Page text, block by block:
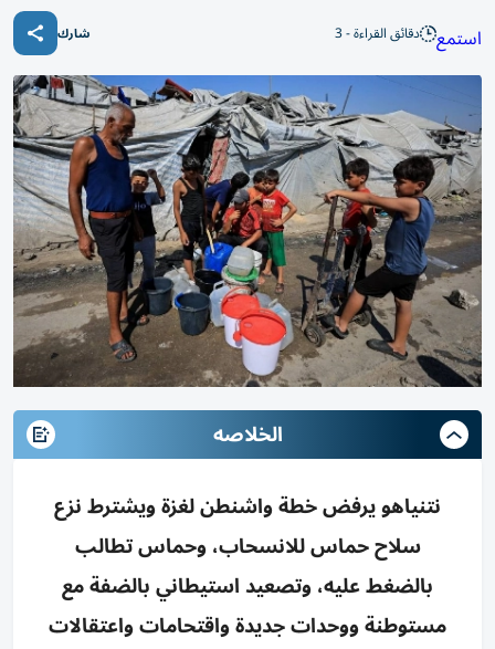
استمع دقائق القراءة - 3 شارك
الخلاصه
نتنياهو يرفض خطة واشنطن لغزة ويشترط نزع
سلاح حماس للانسحاب، وحماس تطالب
بالضغط عليه، وتصعيد استيطاني بالضفة مع
مستوطنة ووحدات جديدة واقتحامات واعتقالات